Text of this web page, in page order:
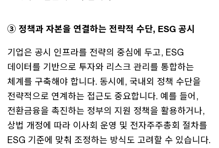
③ 정책과 자본을 연결하는 전략적 수단, ESG 공시
기업은 공시 인프라를 전략의 중심에 두고, ESG
데이터를 기반으로 투자와 리스크 관리를 통합하는
체계를 구축해야 합니다. 동시에, 국내외 정책 수단을
전략적으로 연계하는 접근도 중요합니다. 예를 들어,
전환금융을 촉진하는 정부의 지원 정책을 활용하거나,
상법 개정에 따라 이사회 운영 및 전자주주총회 절차를
ESG 기준에 맞춰 조정하는 방식도 고려할 수 있습니다.